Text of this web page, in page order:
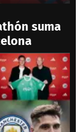
suma